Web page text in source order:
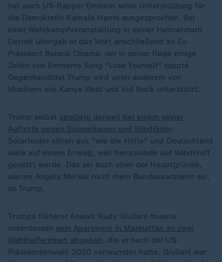
hat auch US-Rapper Eminem seine Unterstützung für
die Demokratin Kamala Harris ausgesprochen. Bei
einer Wahlkampfveranstaltung in seiner Heimatstadt
Detroit übergab er das Wort anschließend an Ex-
Präsident Barack Obama, der in seiner Rede einige
Zeilen von Eminems Song "Lose Yourself" rappte.
Gegenkandidat Trump wird unter anderem von
Musikern wie Kanye West und Kid Rock unterstützt.
Trump selbst spottete derweil bei einem seiner
Auftritte gegen Solaranlagen und Windräder.
Solarfelder sähen aus "wie die Hölle" und Deutschland
wäre auf einem Irrweg, weil hierzulande auf Windkraft
gesetzt werde. Das sei auch einer der Hauptgründe,
warum Angela Merkel nicht mehr Bundeskanzlerin sei,
so Trump.
Trumps früherer Anwalt Rudy Giuliani musste
unterdessen sein Apartment in Manhattan an zwei
Wahlhelferinnen abgeben, die er nach der US-
Präsidentenwahl 2020 verleumdet hatte. Giuliani war